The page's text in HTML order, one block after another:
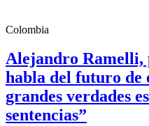
Colombia
Alejandro Ramelli,
habla del futuro de
grandes verdades
sentencias”